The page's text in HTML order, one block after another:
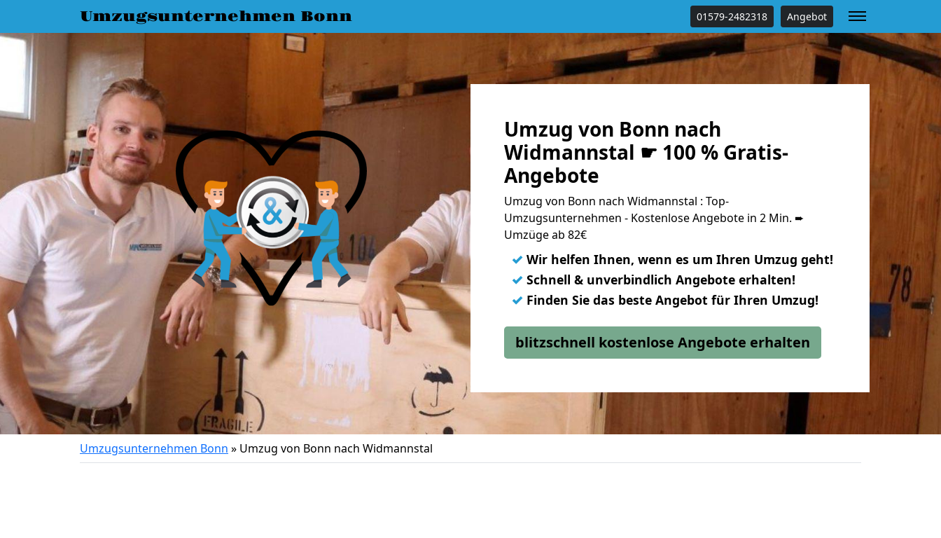
Umzugsunternehmen Bonn 01579-2482318 Angebot
Umzug von Bonn nach
Widmannstal ☛ 100 % Gratis-
Angebote
Umzug von Bonn nach Widmannstal : Top-
Umzugsunternehmen - Kostenlose Angebote in 2 Min. ➨
Umzüge ab 82€
✓ Wir helfen Ihnen, wenn es um Ihren Umzug geht!
✓ Schnell & unverbindlich Angebote erhalten!
✓ Finden Sie das beste Angebot für Ihren Umzug!
blitzschnell kostenlose Angebote erhalten
Umzugsunternehmen Bonn » Umzug von Bonn nach Widmannstal